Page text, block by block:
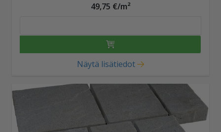
49,75 €/m²
Näytä lisätiedot